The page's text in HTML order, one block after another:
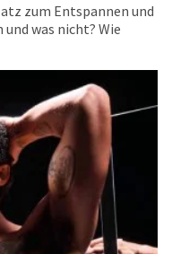
zum Entspannen und
was nicht? Wie